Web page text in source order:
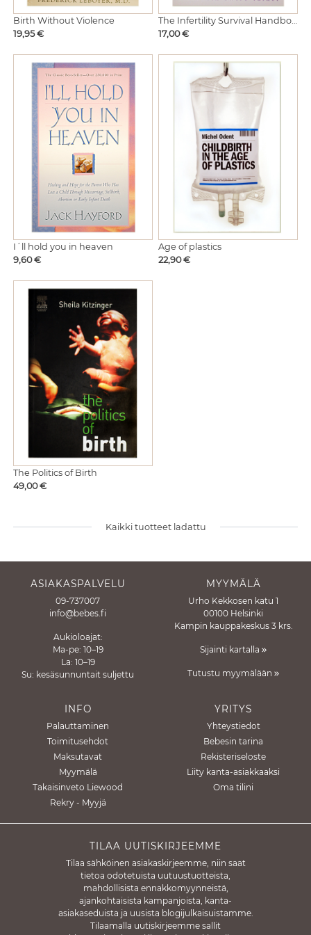
Birth Without Violence
Hinta
19,95 €
Hinta
17,00 €
I´ll hold you in heaven
Hinta
9,60 €
Age of plastics
Hinta
22,90 €
The Politics of Birth
Hinta
49,00 €
Kaikki tuotteet ladattu
ASIAKASPALVELU
09-737007
info@bebes.fi
Aukioloajat:
Ma-pe: 10–19
La: 10–19
Su: kesäsunnuntait suljettu
MYYMÄLÄ
Urho Kekkosen katu 1
00100 Helsinki
Kampin kauppakeskus 3 krs.
Sijainti kartalla
Tutustu myymälään
INFO
Palauttaminen
Toimitusehdot
Maksutavat
Myymälä
Takaisinveto Liewood
Rekry - Myyjä
YRITYS
Yhteystiedot
Bebesin tarina
Rekisteriseloste
Liity kanta-asiakkaaksi
Oma tilini
TILAA UUTISKIRJEEMME
Tilaa sähköinen asiakaskirjeemme, niin saat
tietoa odotetuista uutuustuotteista,
mahdollisista ennakkomyynneistä,
ajankohtaisista kampanjoista, kanta-
asiakaseduista ja uusista blogijulkaisuistamme.
Tilaamalla uutiskirjeemme sallit